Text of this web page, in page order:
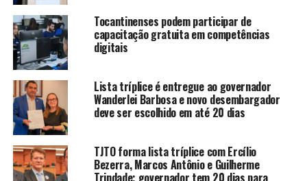
Tocantinenses podem participar de
capacitação gratuita em competências
digitais
Lista tríplice é entregue ao governador
Wanderlei Barbosa e novo desembargador
deve ser escolhido em até 20 dias
TJTO forma lista tríplice com Ercílio
Bezerra, Marcos Antônio e Guilherme